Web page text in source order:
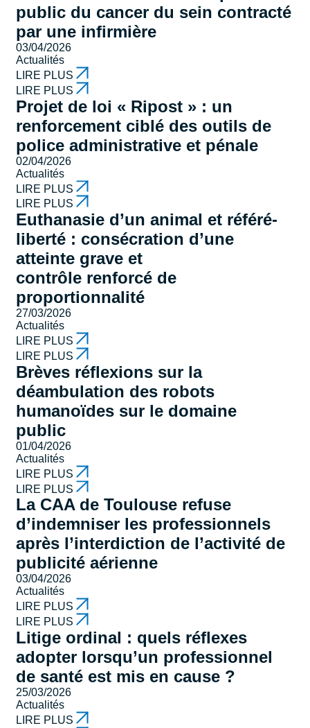
public du cancer du sein contracté
par une infirmière
03/04/2026
Actualités
LIRE PLUS
LIRE PLUS
Projet de loi « Ripost » : un
renforcement ciblé des outils de
police administrative et pénale
02/04/2026
Actualités
LIRE PLUS
LIRE PLUS
Euthanasie d’un animal et référé-
liberté : consécration d’une
atteinte grave et
contrôle renforcé de
proportionnalité
27/03/2026
Actualités
LIRE PLUS
LIRE PLUS
Brèves réflexions sur la
déambulation des robots
humanoïdes sur le domaine
public
01/04/2026
Actualités
LIRE PLUS
LIRE PLUS
La CAA de Toulouse refuse
d’indemniser les professionnels
après l’interdiction de l’activité de
publicité aérienne
03/04/2026
Actualités
LIRE PLUS
LIRE PLUS
Litige ordinal : quels réflexes
adopter lorsqu’un professionnel
de santé est mis en cause ?
25/03/2026
Actualités
LIRE PLUS